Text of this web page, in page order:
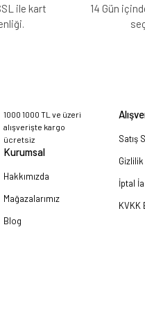
ile kart
14 Gün
1000 1000 TL ve üzeri
alışverişte kargo
ücretsiz
Kurumsal
Hakkımızda
Mağazalarımız
Blog
Satış
İptal
KVKK